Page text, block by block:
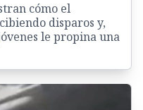
cómo el
disparos y,
le propina una